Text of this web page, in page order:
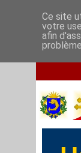
Ce site
votre
afin